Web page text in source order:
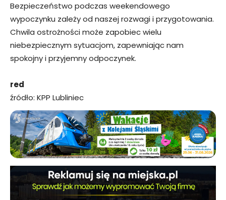
Bezpieczeństwo podczas weekendowego
wypoczynku zależy od naszej rozwagi i przygotowania.
Chwila ostrożności może zapobiec wielu
niebezpiecznym sytuacjom, zapewniając nam
spokojny i przyjemny odpoczynek.
red
źródło: KPP Lubliniec